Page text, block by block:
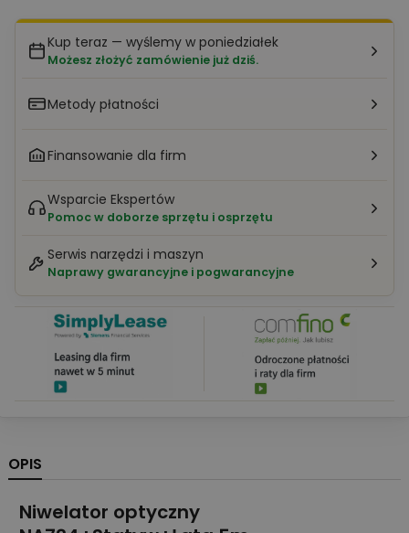
Kup teraz — wyślemy w poniedziałek
Możesz złożyć zamówienie już dziś.
Metody płatności
Finansowanie dla firm
Wsparcie Ekspertów
Pomoc w doborze sprzętu i osprzętu
Serwis narzędzi i maszyn
Naprawy gwarancyjne i pogwarancyjne
OPIS
Niwelator optyczny